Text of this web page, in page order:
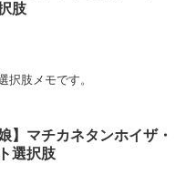
肢
択肢メモです。
】マチカネタンホイザ・
選択肢